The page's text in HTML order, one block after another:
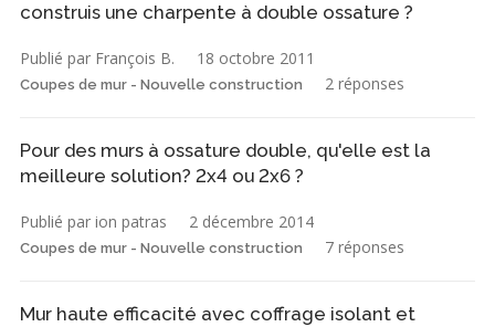
construis une charpente à double ossature ?
Publié par François B. 18 octobre 2011
Coupes de mur - Nouvelle construction 2 réponses
Pour des murs à ossature double, qu'elle est la
meilleure solution? 2x4 ou 2x6 ?
Publié par ion patras 2 décembre 2014
Coupes de mur - Nouvelle construction 7 réponses
Mur haute efficacité avec coffrage isolant et